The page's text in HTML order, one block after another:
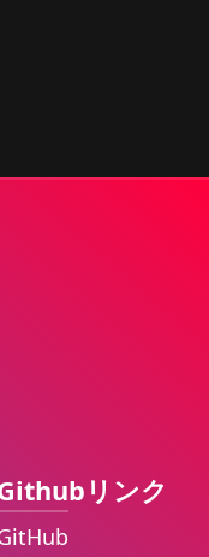
リンク